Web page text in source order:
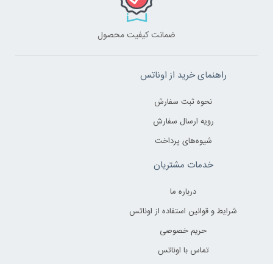
ضمانت کیفیت محصول
راهنمای خرید از اوناتس
نحوه ثبت سفارش
رویه ارسال سفارش
شیوه‌های پرداخت
خدمات مشتریان
درباره ما
شرایط و قوانین استفاده از اوناتس
حریم خصوصی
تماس با اوناتس